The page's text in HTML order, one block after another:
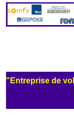
"Entreprise de